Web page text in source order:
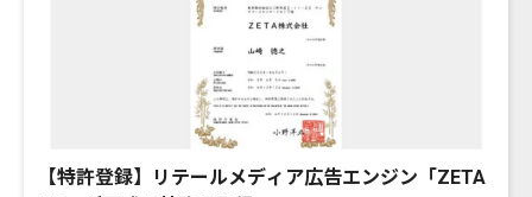
【特許登録】リテールメディア広告エンジン「ZETA